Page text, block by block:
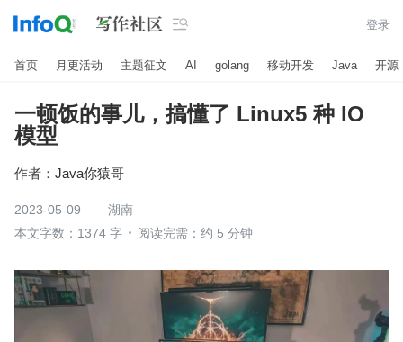
 登录
首页 月更活动 主题征文 AI golang 移动开发 Java 开源
一顿饭的事儿，搞懂了 Linux5 种 IO
模型
作者： Java你猿哥
2023-05-09
湖南
本文字数：1374 字
阅读完需：约 5 分钟